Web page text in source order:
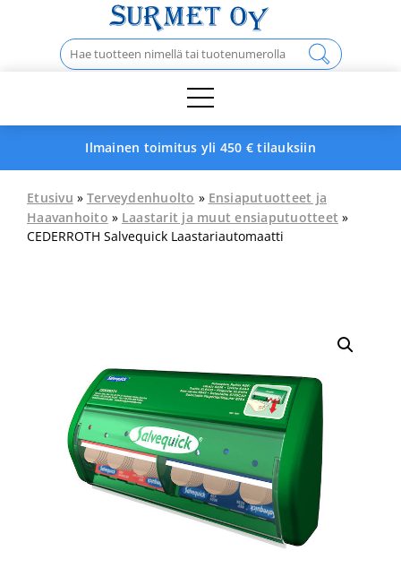
Haku:
Ilmainen toimitus yli 450 € tilauksiin
Etusivu » Terveydenhuolto » Ensiaputuotteet ja
Haavanhoito » Laastarit ja muut ensiaputuotteet »
CEDERROTH Salvequick Laastariautomaatti